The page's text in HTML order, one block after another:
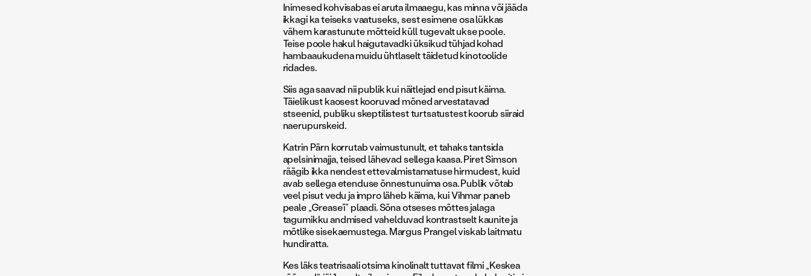
Inimesed kohvisabas ei aruta ilmaaegu, kas minna või jääda
ikkagi ka teiseks vaatuseks, sest esimene osa lükkas
vähem karastunute mõtteid küll tugevalt ukse poole.
Teise poole hakul haigutavadki üksikud tühjad kohad
hambaaukudena muidu ühtlaselt täidetud kinotoolide
ridades.
Siis aga saavad nii publik kui näitlejad end pisut käima.
Täielikust kaosest kooruvad mõned arvestatavad
stseenid, publiku skeptilistest turtsatustest koorub siiraid
naerupurskeid.
Katrin Pärn korrutab vaimustunult, et tahaks tantsida
apelsinimajja, teised lähevad sellega kaasa. Piret Simson
räägib ikka nendest ettevalmistamatuse hirmudest, kuid
avab sellega etenduse õnnestunuima osa. Publik võtab
veel pisut vedu ja impro läheb käima, kui Vihmar paneb
peale „Grease’i” plaadi. Sõna otseses mõttes jalaga
tagumikku andmised vahelduvad kontrastselt kaunite ja
mõtlike sisekaemustega. Margus Prangel viskab laitmatu
hundiratta.
Kes läks teatrisaali otsima kinolinalt tuttavat filmi „Keskea